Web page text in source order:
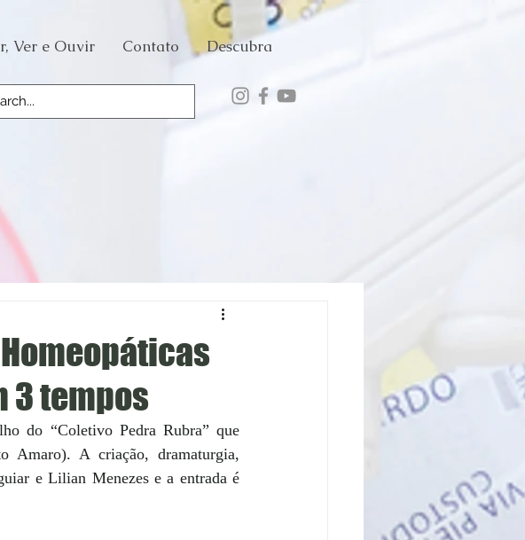
Ver e Ouvir Contato Descubra
3 tempos
do “Coletivo Pedra Rubra” que
Amaro). A criação, dramaturgia,
e Lilian Menezes e a entrada é